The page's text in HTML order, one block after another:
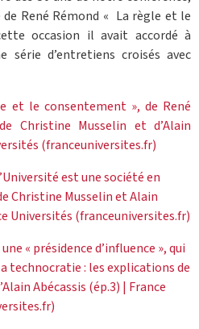
René Rémond « La règle et le
occasion il avait accordé à
série d’entretiens croisés avec
et le consentement », de René
Christine Musselin et d’Alain
(franceuniversites.fr)
est une société en
Christine Musselin et Alain
Universités (franceuniversites.fr)
« présidence d’influence », qui
technocratie : les explications de
Abécassis (ép.3) | France